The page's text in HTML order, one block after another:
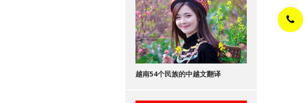
越南54个民族的中越文翻译